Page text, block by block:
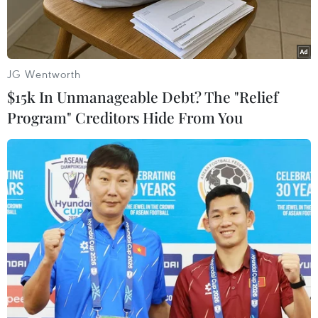
Nhà máy lọc dầu của Tập đoàn Dầu mỏ quốc gia Saudi
Aramco, Saudi Arabia. (Nguồn: AFP/TTXVN)
Tuần qua, thị trường dầu mỏ thế giới chứng
kiến các phiên tăng giảm đan xen, trước số liệu
về hoạt động xuất khẩu của Trung Quốc, chương
trình cắt giảm sản lượng của các nhà sản xuất,
JG Wentworth
$15k In Unmanageable Debt? The "Relief
Program" Creditors Hide From You